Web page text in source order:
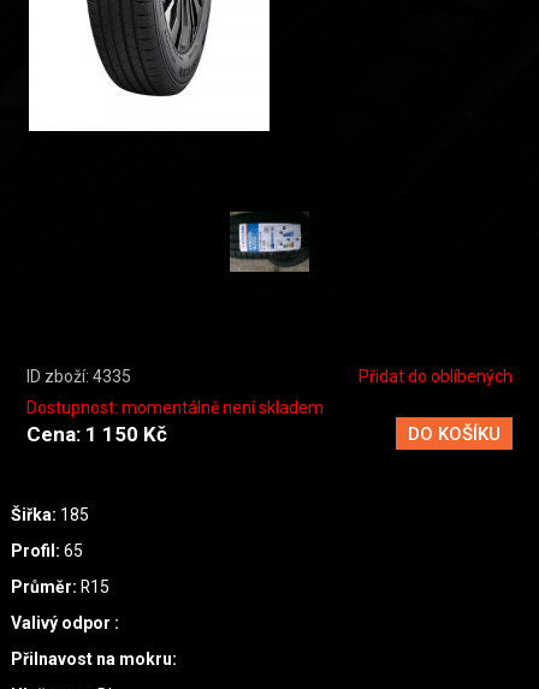
Šiřka: 185
Profil: 65
Průměr: R15
Valivý odpor :
Přilnavost na mokru:
ID zboží: 4335
Přidat do oblíbených
Dostupnost: momentálně není skladem
Cena: 1 150 Kč DO KOŠÍKU